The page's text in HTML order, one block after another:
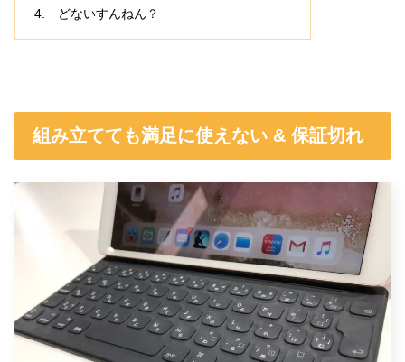
どないすんねん？
組み立てても満足に使えない & 保証切れ